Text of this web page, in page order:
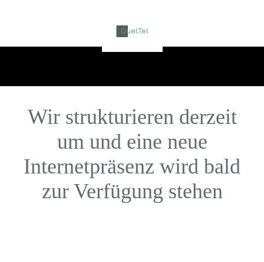
Wir strukturieren derzeit
um und eine neue
Internetpräsenz wird bald
zur Verfügung stehen